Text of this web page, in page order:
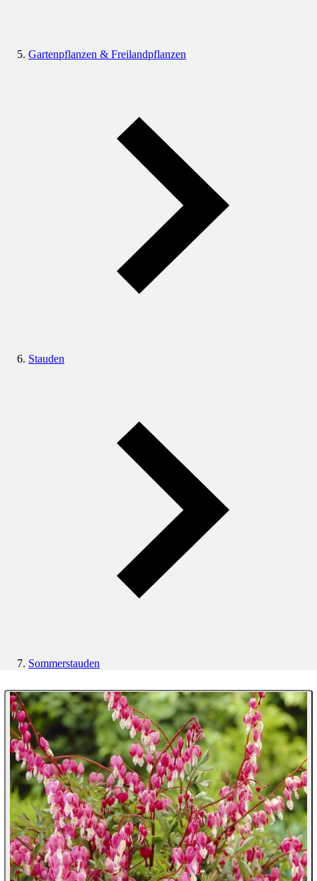
Gartenpflanzen & Freilandpflanzen
Stauden
Sommerstauden